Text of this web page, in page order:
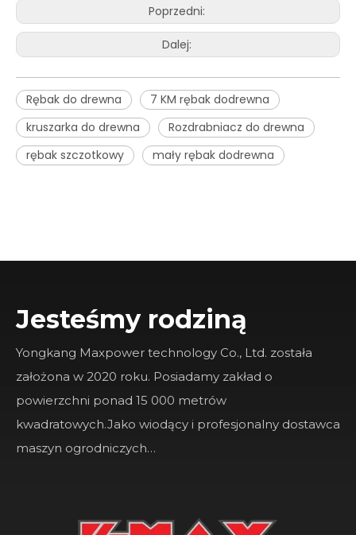
Poprzedni:
Dalej:
Rębak do drewna
7 KM rębak dodrewna
kruszarka do drewna
Rozdrabniacz do drewna
rębak szczotkowy
mały rębak dodrewna
Jesteśmy rodziną
Yongkang Maxpower technology Co., Ltd. została
założona w 2020 roku. Posiadamy zakład o
powierzchni ponad 15 000 metrów
kwadratowych.Jako wiodący i profesjonalny dostawca
maszyn ogrodniczych…